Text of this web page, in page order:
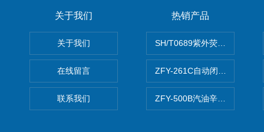
关于我们
关于我们
在线留言
联系我们
热销产品
SH/T0689紫外荧光测硫仪
ZFY-261C自动闭口闪点测定
ZFY-500B汽油辛烷值测定仪